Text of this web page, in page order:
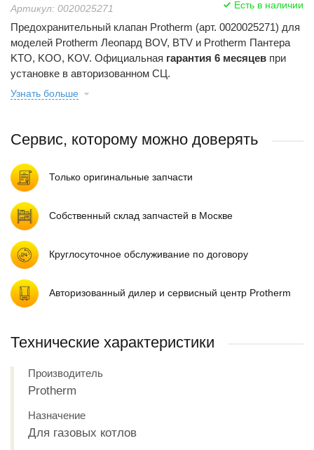
Артикул: 0020025271 Есть в наличии
Предохранительный клапан Protherm (арт. 0020025271) для
моделей Protherm Леопард BOV, BTV и Protherm Пантера
KTO, KOO, KOV. Официальная гарантия 6 месяцев при
установке в авторизованном СЦ.
Узнать больше
Сервис, которому можно доверять
Только оригинальные запчасти
Собственный склад запчастей в Москве
Круглосуточное обслуживание по договору
Авторизованный дилер и сервисный центр Protherm
Технические характеристики
Производитель
Protherm
Назначение
Для газовых котлов